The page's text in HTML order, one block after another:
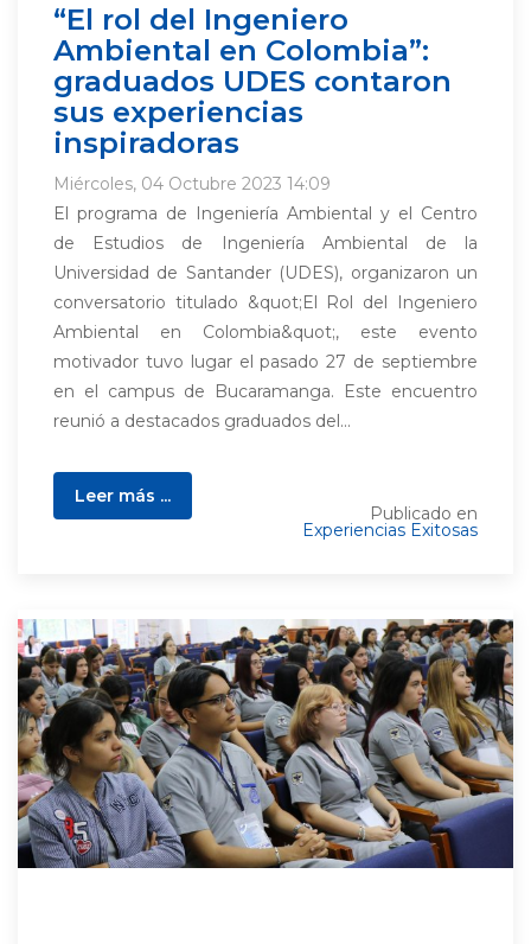
“El rol del Ingeniero
Ambiental en Colombia”:
graduados UDES contaron
sus experiencias
inspiradoras
Miércoles, 04 Octubre 2023 14:09
El programa de Ingeniería Ambiental y el Centro
de Estudios de Ingeniería Ambiental de la
Universidad de Santander (UDES), organizaron un
conversatorio titulado &quot;El Rol del Ingeniero
Ambiental en Colombia&quot;, este evento
motivador tuvo lugar el pasado 27 de septiembre
en el campus de Bucaramanga. Este encuentro
reunió a destacados graduados del...
Leer más ...
Publicado en
Experiencias Exitosas